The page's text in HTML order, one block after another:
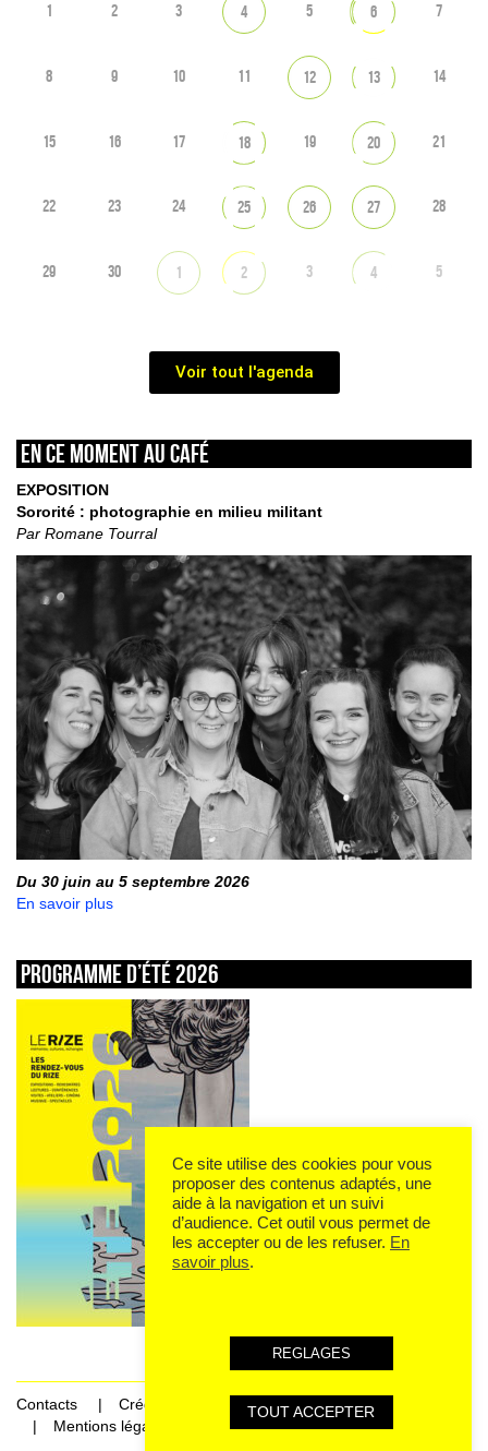
1 2 3 4 5 6 7
8 9 10 11 12 13 14
15 16 17 18 19 20 21
22 23 24 25 26 27 28
29 30 1 2 3 4 5
Voir tout l'agenda
En ce moment au café
EXPOSITION
Sororité : photographie en milieu militant
Par Romane Tourral
Du 30 juin au 5 septembre 2026
En savoir plus
Programme d’été 2026
Contacts
Crédits
Mentions légales et données personnelles
Ce site utilise des cookies pour vous
proposer des contenus adaptés, une
aide à la navigation et un suivi
d’audience. Cet outil vous permet de
les accepter ou de les refuser. En
savoir plus.
REGLAGES
TOUT ACCEPTER